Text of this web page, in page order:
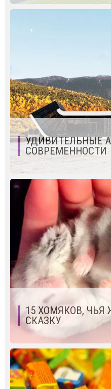
УДИВИТЕЛЬНЫЕ
СОВРЕМЕННОСТИ
15 ХОМЯКОВ,
СКАЗКУ